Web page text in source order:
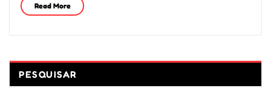
Read More
PESQUISAR